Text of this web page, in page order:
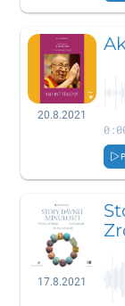
20.8.2021
17.8.2021